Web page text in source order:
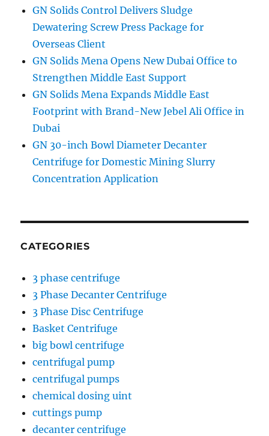
GN Solids Control Delivers Sludge
Dewatering Screw Press Package for
Overseas Client
GN Solids Mena Opens New Dubai Office to
Strengthen Middle East Support
GN Solids Mena Expands Middle East
Footprint with Brand-New Jebel Ali Office in
Dubai
GN 30-inch Bowl Diameter Decanter
Centrifuge for Domestic Mining Slurry
Concentration Application
CATEGORIES
3 phase centrifuge
3 Phase Decanter Centrifuge
3 Phase Disc Centrifuge
Basket Centrifuge
big bowl centrifuge
centrifugal pump
centrifugal pumps
chemical dosing uint
cuttings pump
decanter centrifuge